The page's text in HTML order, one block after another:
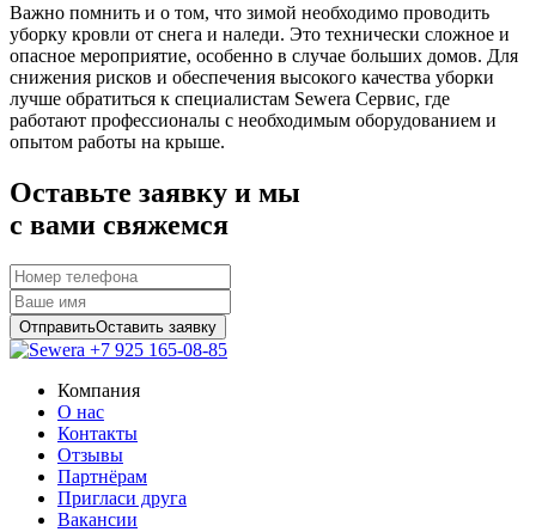
Важно помнить и о том, что зимой необходимо проводить
уборку кровли от снега и наледи. Это технически сложное и
опасное мероприятие, особенно в случае больших домов. Для
снижения рисков и обеспечения высокого качества уборки
лучше обратиться к специалистам Sewera Сервис, где
работают профессионалы с необходимым оборудованием и
опытом работы на крыше.
Оставьте заявку и мы
с вами свяжемся
ОтправитьОставить заявку
+7 925 165-08-85
Компания
О нас
Контакты
Отзывы
Партнёрам
Пригласи друга
Вакансии